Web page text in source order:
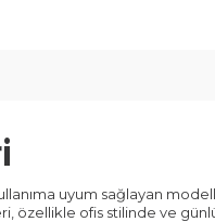
uyum sağlayan
özellikle ofis stilinde ve